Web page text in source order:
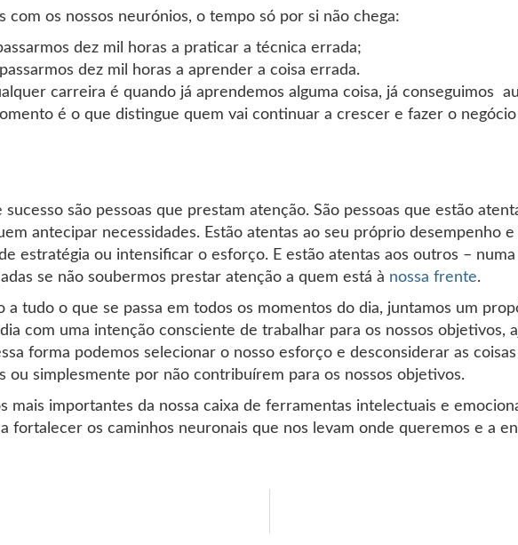
com os nossos neurónios, o tempo só por si não chega:
dez mil horas a praticar a técnica errada;
dez mil horas a aprender a coisa errada.
carreira é quando já aprendemos alguma coisa, já conseguimos
é o que distingue quem vai continuar a crescer e fazer o
são pessoas que prestam atenção. São pessoas que estão
antecipar necessidades. Estão atentas ao seu próprio desempenho
estratégia ou intensificar o esforço. E estão atentas aos outros –
se não soubermos prestar atenção a quem está à nossa frente.
a tudo o que se passa em todos os momentos do dia, juntamos um
com uma intenção consciente de trabalhar para os nossos objetivos,
forma podemos selecionar o nosso esforço e desconsiderar as
ou simplesmente por não contribuírem para os nossos objetivos.
mais importantes da nossa caixa de ferramentas intelectuais e
fortalecer os caminhos neuronais que nos levam onde queremos e a